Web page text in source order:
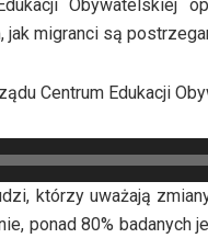
Obywatelskiej
migranci są
Centrum Edukacji
którzy uważają
ponad 80% badanych